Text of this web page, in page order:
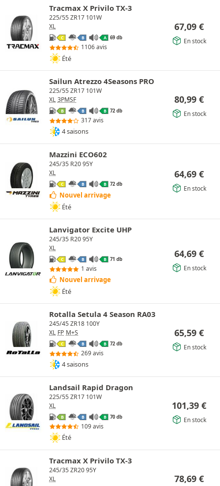
Tracmax X Privilo TX-3
225/55 ZR17 101W
XL
C B A 69 db
1106 avis
Été
67,09 €
En stock
Sailun Atrezzo 4Seasons PRO
225/55 ZR17 101W
XL 3PMSF
B B B 72 db
317 avis
4 saisons
80,99 €
En stock
Mazzini ECO602
245/35 R20 95Y
XL
C B B 72 db
Nouvel arrivage
Été
64,69 €
En stock
Lanvigator Excite UHP
245/35 R20 95Y
XL
C B B 71 db
1 avis
Nouvel arrivage
Été
64,69 €
En stock
Rotalla Setula 4 Season RA03
245/45 ZR18 100Y
XL FP M+S
C B B 72 db
269 avis
4 saisons
65,59 €
En stock
Landsail Rapid Dragon
225/55 ZR17 101W
XL
B B B 70 db
109 avis
Été
101,39 €
En stock
Tracmax X Privilo TX-3
245/35 ZR20 95Y
XL
78,69 €